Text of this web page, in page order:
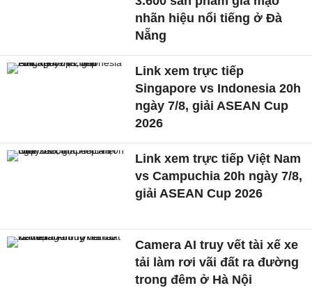
nhãn hiệu nổi tiếng ở Đà
Nẵng
Link xem trực tiếp
Singapore vs Indonesia 20h
ngày 7/8, giải ASEAN Cup
2026
Link xem trực tiếp Việt Nam
vs Campuchia 20h ngày 7/8,
giải ASEAN Cup 2026
Camera AI truy vết tài xế xe
tải làm rơi vãi đất ra đường
trong đêm ở Hà Nội